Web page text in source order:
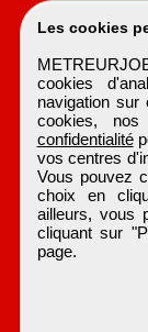
Les cookies
cookies
navigation
cookies, nos
confidentialité
vos centres
Vous pouvez
choix en
ailleurs, vous
cliquant sur
page.